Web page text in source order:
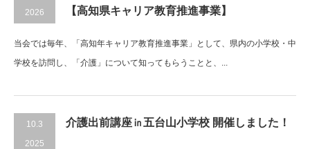
2026
【高知県キャリア教育推進事業】
当会では毎年、「高知年キャリア教育推進事業」として、県内の小学校・中
学校を訪問し、「介護」について知ってもらうことと、...
10.3
2025
介護出前講座㏌五台山小学校 開催しました！